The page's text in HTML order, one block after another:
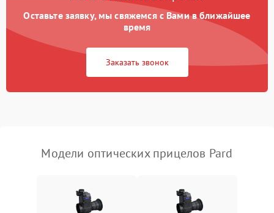
перенапряжения
1000 ₽ Подробнее →
Неисправность системы
защиты от замыкания
1000 ₽
защиты от перегрева
Оставьте заявку, мы свяжемся с Вами в ближайшее
время
Заказать звонок
Модели оптических прицелов Pard